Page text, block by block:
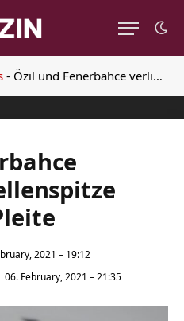
- Özil und Fenerbahce verlieren Tabellenspitze durch Derby-Pleite
2021 – 19:12
06. February, 2021 – 21:35